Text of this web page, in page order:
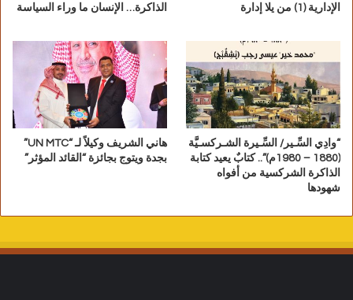
الإدارية (1) من يلا إدارة
الذاكرة… الإنسان ما وراء السياسة
“وادِي السِّـير/ السِّـيرة الشـركسـيَّة
(1880 – 1980م)”.. كتابٌ يعيد كتابة
الذاكرة الشركسية من أفواه
شهودها
هاني الشريف وكيلاً لـ “UN MTC”
بجدة ويتوج بجائزة “القائد المؤثر”